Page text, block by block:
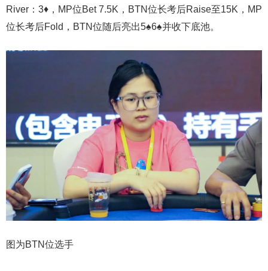
River：3♦️，MP位Bet 7.5K，BTN位长考后Raise至15K，MP
位长考后Fold，BTN位随后亮出5♠️6♠️并收下底池。
图为BTN位选手